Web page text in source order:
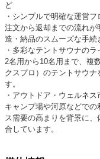
ど
・シンプルで明確な運営フ
注文から返却までの流れ
造・納品のスムーズな手続
・多彩なテントサウナの
2名用から10名用まで、複
クスプロ）のテントサウ
す。
・アウトドア・ウェルネ
キャンプ場や河原などで
ス需要の高まりを背景に
合しています。